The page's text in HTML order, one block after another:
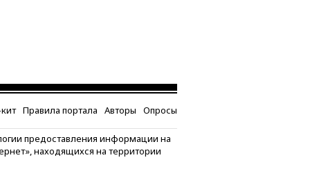
Правила портала Авторы Опросы
предоставления информации на
находящихся на территории